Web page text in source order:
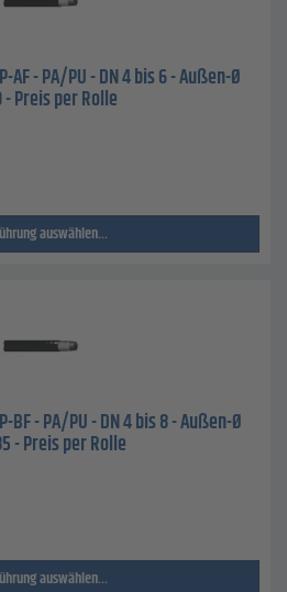
- PA/PU - DN 4 bis 6 - Außen-Ø
- Preis per Rolle
auswählen...
- PA/PU - DN 4 bis 8 - Außen-Ø
- Preis per Rolle
auswählen...